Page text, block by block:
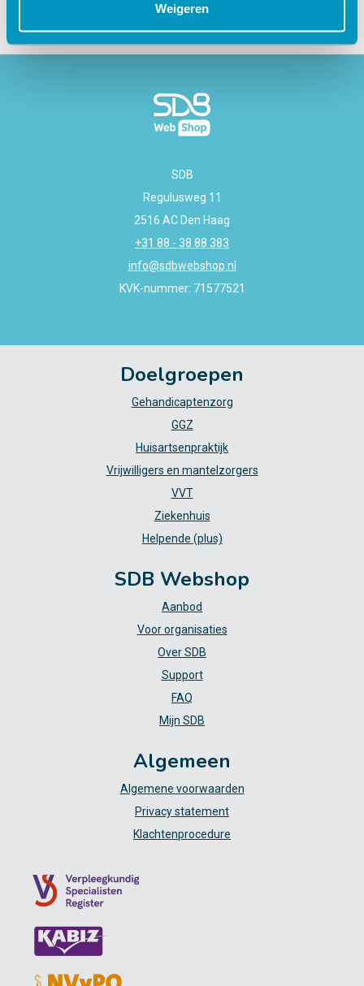
Weigeren
SDB
Regulusweg 11
2516 AC Den Haag
+31 88 - 38 88 383
info@sdbwebshop.nl
KVK-nummer: 71577521
Doelgroepen
Gehandicaptenzorg
GGZ
Huisartsenpraktijk
Vrijwilligers en mantelzorgers
VVT
Ziekenhuis
Helpende (plus)
SDB Webshop
Aanbod
Voor organisaties
Over SDB
Support
FAQ
Mijn SDB
Algemeen
Algemene voorwaarden
Privacy statement
Klachtenprocedure